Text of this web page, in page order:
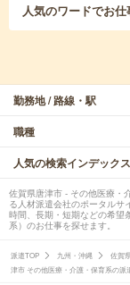
人気のワードでお仕
勤務地 / 路線・駅
職種
人気の検索インデックス
佐賀県唐津市 - その他医療・
る人材派遣会社のポータルサ
時間、長期・短期などの希望
系）のお仕事を探せます。
派遣TOP 九州・沖縄 佐賀
津市 その他医療・介護・保育系の派